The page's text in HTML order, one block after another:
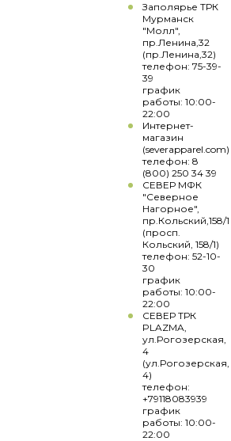
Заполярье ТРК
Мурманск
"Молл",
пр.Ленина,32
(пр.Ленина,32)
телефон: 75-39-
39
график
работы: 10:00-
22:00
Интернет-
магазин
(severapparel.com)
телефон: 8
(800) 250 34 39
СЕВЕР МФК
"Северное
Нагорное",
пр.Кольский,158/1
(просп.
Кольский, 158/1)
телефон: 52-10-
30
график
работы: 10:00-
22:00
СЕВЕР ТРК
PLAZMA,
ул.Рогозерская,
4
(ул.Рогозерская,
4)
телефон:
+79118083939
график
работы: 10:00-
22:00